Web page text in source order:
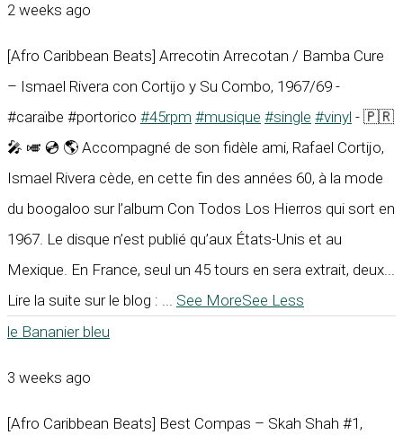
2 weeks ago
[Afro Caribbean Beats] Arrecotin Arrecotan / Bamba Cure
– Ismael Rivera con Cortijo y Su Combo, 1967/69 -
#caraïbe #portorico #45rpm #musique #single #vinyl - 🇵🇷
🎤 🎺 💿 🌎 Accompagné de son fidèle ami, Rafael Cortijo,
Ismael Rivera cède, en cette fin des années 60, à la mode
du boogaloo sur l’album Con Todos Los Hierros qui sort en
1967. Le disque n’est publié qu’aux États-Unis et au
Mexique. En France, seul un 45 tours en sera extrait, deux...
Lire la suite sur le blog : ... See MoreSee Less
le Bananier bleu
3 weeks ago
[Afro Caribbean Beats] Best Compas – Skah Shah #1,